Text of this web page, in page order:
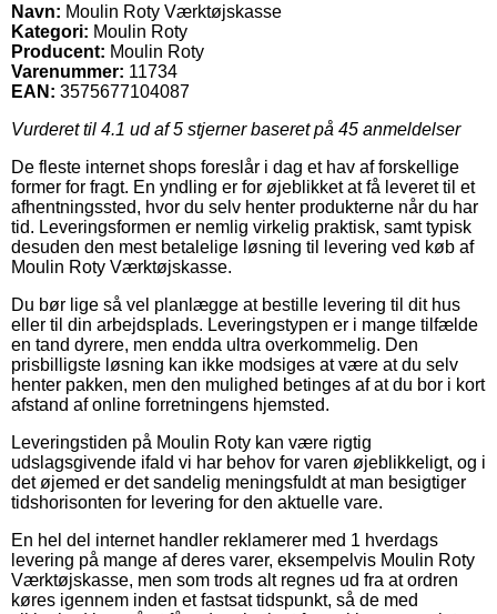
Navn: Moulin Roty Værktøjskasse
Kategori: Moulin Roty
Producent: Moulin Roty
Varenummer: 11734
EAN: 3575677104087
Vurderet til 4.1 ud af 5 stjerner baseret på 45 anmeldelser
De fleste internet shops foreslår i dag et hav af forskellige
former for fragt. En yndling er for øjeblikket at få leveret til et
afhentningssted, hvor du selv henter produkterne når du har
tid. Leveringsformen er nemlig virkelig praktisk, samt typisk
desuden den mest betalelige løsning til levering ved køb af
Moulin Roty Værktøjskasse.
Du bør lige så vel planlægge at bestille levering til dit hus
eller til din arbejdsplads. Leveringstypen er i mange tilfælde
en tand dyrere, men endda ultra overkommelig. Den
prisbilligste løsning kan ikke modsiges at være at du selv
henter pakken, men den mulighed betinges af at du bor i kort
afstand af online forretningens hjemsted.
Leveringstiden på Moulin Roty kan være rigtig
udslagsgivende ifald vi har behov for varen øjeblikkeligt, og i
det øjemed er det sandelig meningsfuldt at man besigtiger
tidshorisonten for levering for den aktuelle vare.
En hel del internet handler reklamerer med 1 hverdags
levering på mange af deres varer, eksempelvis Moulin Roty
Værktøjskasse, men som trods alt regnes ud fra at ordren
køres igennem inden et fastsat tidspunkt, så de med